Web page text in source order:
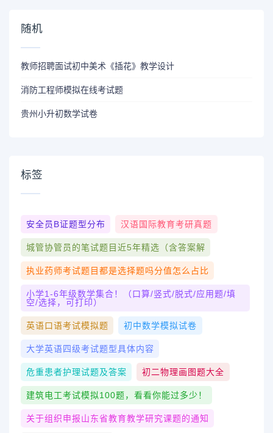
随机
教师招聘面试初中美术《插花》教学设计
消防工程师模拟在线考试题
贵州小升初数学试卷
标签
安全员b证题型分布 汉语国际教育考研真题
城管协管员的笔试题目近5年精选（含答案解
执业药师考试题目都是选择题吗分值怎么占比
小学1-6年级数学集合！（口算/竖式/脱式/应用题/填
空/选择，可打印）
英语口语考试模拟题 初中数学模拟试卷
大学英语四级考试题型具体内容
危重患者护理试题及答案 初二物理画图题大全
建筑电工考试模拟100题，看看你能过多少！
关于组织申报山东省教育教学研究课题的通知